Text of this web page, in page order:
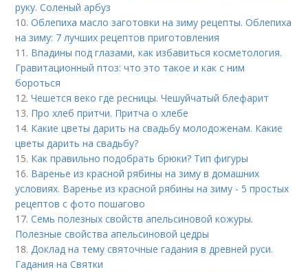
руку. Соленый арбуз
10.Облепиха масло заготовки на зиму рецепты. Облепиха
на зиму: 7 лучших рецептов приготовления
11. Впадины под глазами, как избавиться косметология.
Гравитационный птоз: что это такое и как с ним
бороться
12.Чешется веко где ресницы. Чешуйчатый блефарит
13. Про хлеб притчи. Притча о хлебе
14. Какие цветы дарить на свадьбу молодоженам. Какие
цветы дарить на свадьбу?
15. Как правильно подобрать брюки? Тип фигуры
16. Варенье из красной рябины на зиму в домашних
условиях. Варенье из красной рябины на зиму - 5 простых
рецептов с фото пошагово
17.Семь полезных свойств апельсиновой кожуры.
Полезные свойства апельсиновой цедры
18.Доклад на тему святочные гадания в древней руси.
Гадания на Святки